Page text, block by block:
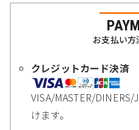
お支払い方
クレジットカード決済
VISA/MASTER/
けます。